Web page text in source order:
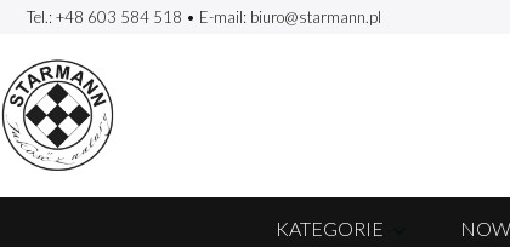
Tel.: +48 603 584 518 • E-mail: biuro@starmann.pl
KATEGORIE